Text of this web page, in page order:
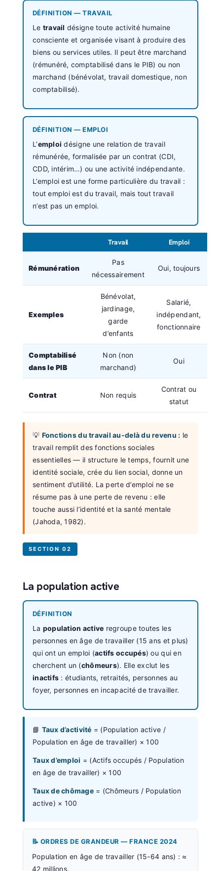
DÉFINITION — TRAVAIL
Le travail désigne toute activité humaine
consciente et organisée visant à produire des
biens ou services utiles. Il peut être marchand
(rémunéré, comptabilisé dans le PIB) ou non
marchand (bénévolat, travail domestique, non
comptabilisé).
DÉFINITION — EMPLOI
L’emploi désigne une relation de travail
rémunérée, formalisée par un contrat (CDI,
CDD, intérim…) ou une activité indépendante.
L’emploi est une forme particulière du travail :
tout emploi est du travail, mais tout travail
n’est pas un emploi.
Travail Emploi
Rémunération
Pas
nécessairement
Oui, toujours
Exemples
Bénévolat,
jardinage,
garde
d’enfants
Salarié,
indépendant,
fonctionnaire
Comptabilisé
dans le PIB
Non (non
marchand)
Oui
Contrat Non requis
Contrat ou
statut
💡 Fonctions du travail au-delà du revenu : le
travail remplit des fonctions sociales
essentielles — il structure le temps, fournit une
identité sociale, crée du lien social, donne un
sentiment d’utilité. La perte d’emploi ne se
résume pas à une perte de revenu : elle
touche aussi l’identité et la santé mentale
(Jahoda, 1982).
SECTION 02
La population active
DÉFINITION
La population active regroupe toutes les
personnes en âge de travailler (15 ans et plus)
qui ont un emploi (actifs occupés) ou qui en
cherchent un (chômeurs). Elle exclut les
inactifs : étudiants, retraités, personnes au
foyer, personnes en incapacité de travailler.
📘 Taux d’activité = (Population active /
Population en âge de travailler) × 100
Taux d’emploi = (Actifs occupés / Population
en âge de travailler) × 100
Taux de chômage = (Chômeurs / Population
active) × 100
📝 ORDRES DE GRANDEUR — FRANCE 2024
Population en âge de travailler (15-64 ans) : ≈
42 millions.